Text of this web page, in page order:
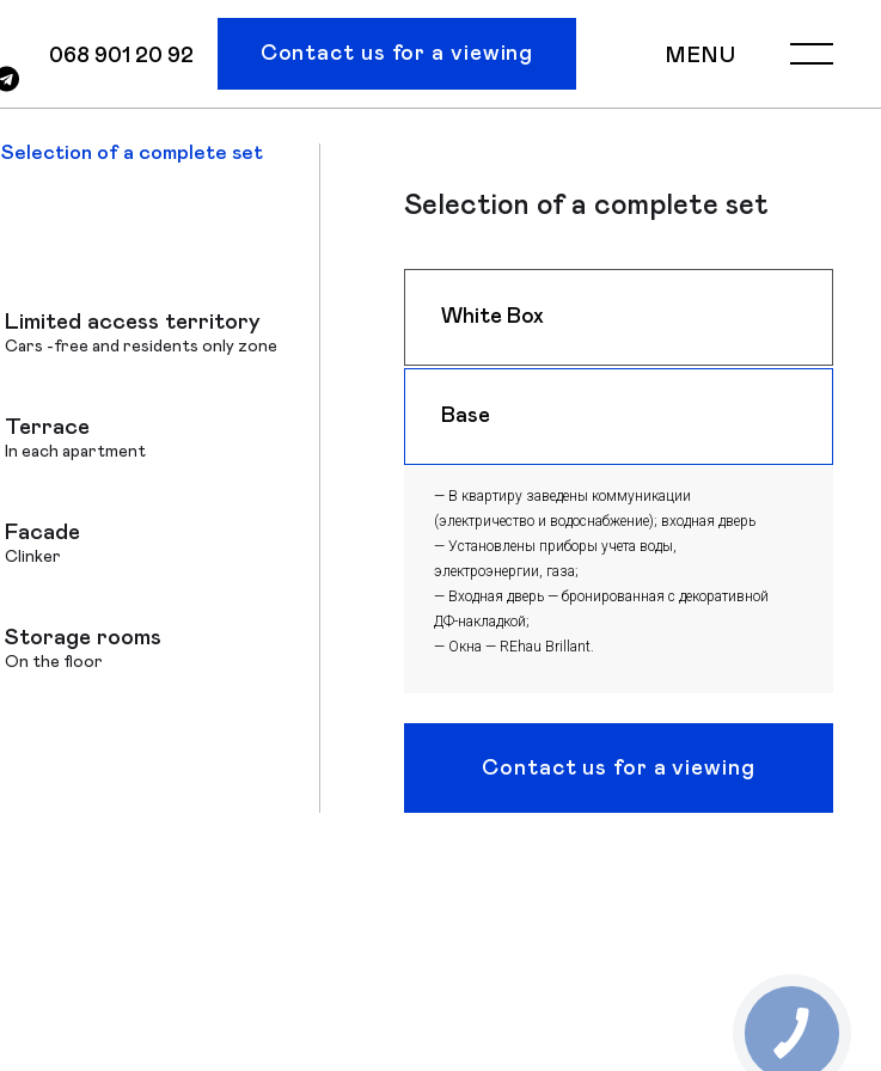
068 901 20 92 Contact us for a viewing MENU
Selection of a complete set
Limited access territory
Cars -free and residents only zone
Terrace
In each apartment
Facade
Clinker
Storage rooms
On the floor
Selection of a complete set
White Box
Base
— В квартиру заведены коммуникации
(электричество и водоснабжение); входная дверь
— Установлены приборы учета воды,
электроэнергии, газа;
— Входная дверь — бронированная с декоративной
ДФ-накладкой;
— Окна — REhau Brillant.
Contact us for a viewing